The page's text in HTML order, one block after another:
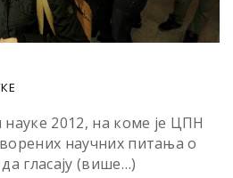
2012, на коме је ЦПН
научних питања о
гласају (више…)